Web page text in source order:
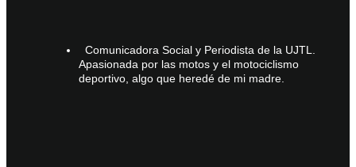
Comunicadora Social y Periodista de la UJTL.
Apasionada por las motos y el motociclismo
deportivo, algo que heredé de mi madre.